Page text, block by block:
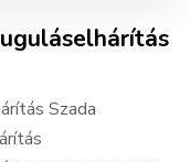
Szada